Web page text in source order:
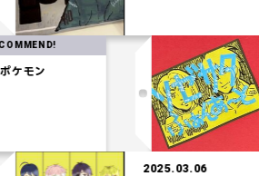
の道【ポケモン
RECOMMEND!
2025.03.06